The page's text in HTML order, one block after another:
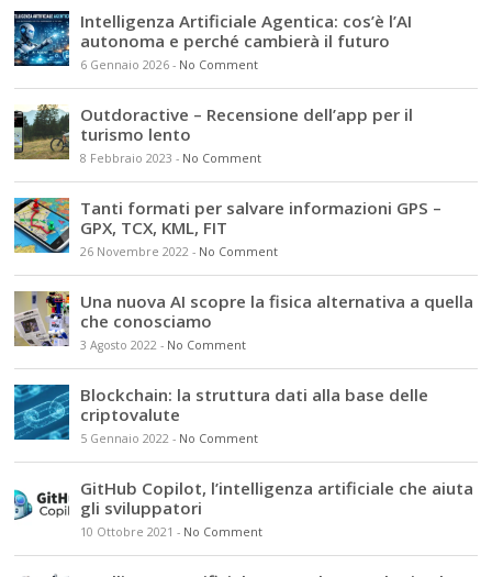
Intelligenza Artificiale Agentica: cos’è l’AI
autonoma e perché cambierà il futuro
6 Gennaio 2026 - No Comment
Outdoractive – Recensione dell’app per il
turismo lento
8 Febbraio 2023 - No Comment
Tanti formati per salvare informazioni GPS –
GPX, TCX, KML, FIT
26 Novembre 2022 - No Comment
Una nuova AI scopre la fisica alternativa a quella
che conosciamo
3 Agosto 2022 - No Comment
Blockchain: la struttura dati alla base delle
criptovalute
5 Gennaio 2022 - No Comment
GitHub Copilot, l’intelligenza artificiale che aiuta
gli sviluppatori
10 Ottobre 2021 - No Comment